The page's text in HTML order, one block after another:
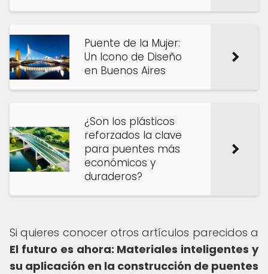
Puente de la Mujer:
Un Icono de Diseño
en Buenos Aires
¿Son los plásticos
reforzados la clave
para puentes más
económicos y
duraderos?
Si quieres conocer otros artículos parecidos a
El futuro es ahora: Materiales inteligentes y
su aplicación en la construcción de puentes